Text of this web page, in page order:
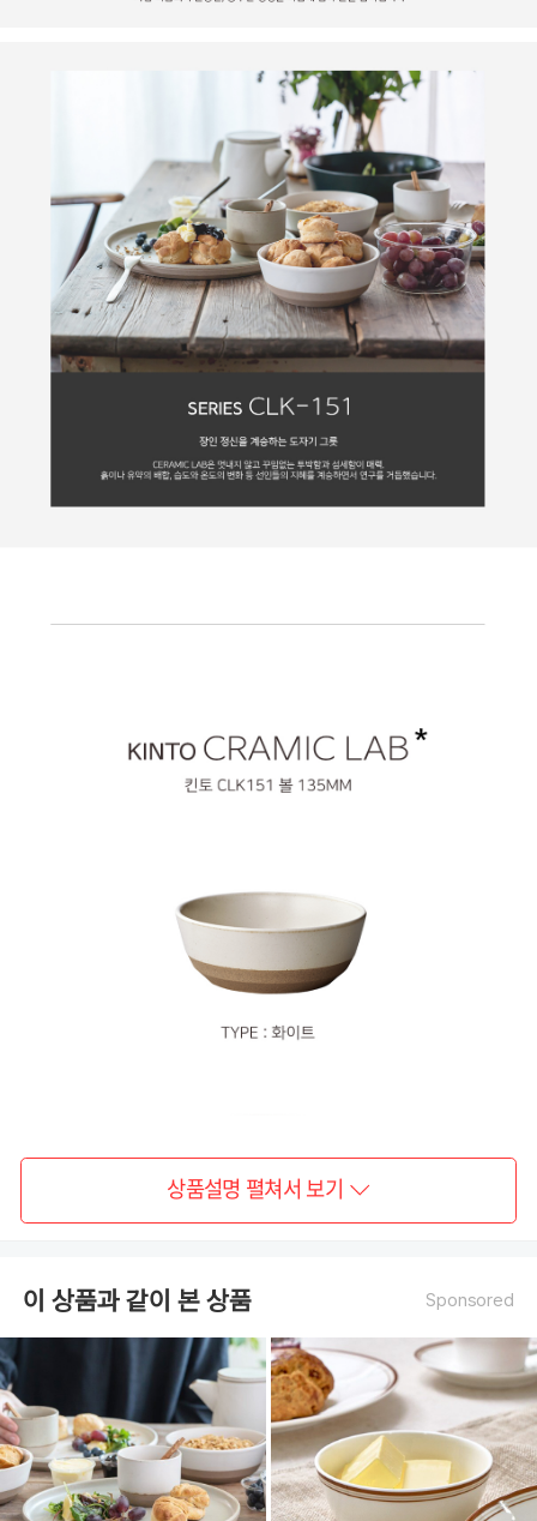
상품설명 펼쳐서 보기
이 상품과 같이 본 상품 Sponsored